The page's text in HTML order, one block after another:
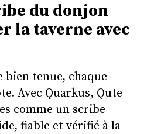
du donjon
la taverne avec
bien tenue, chaque
Avec Quarkus, Qute
comme un scribe
fiable et vérifié à la